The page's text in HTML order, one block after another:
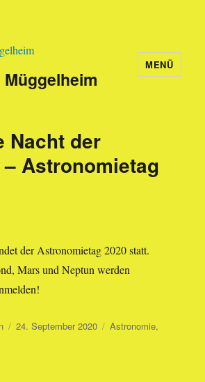
MENÜ
Nacht der
Astronomietag
der Astronomietag 2020 statt.
Mars und Neptun werden
Veröffentlicht
24. September 2020 Kategorien
Astronomie,